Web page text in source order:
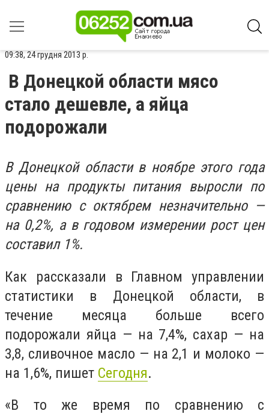
09:38, 24 грудня 2013 р.
В Донецкой области мясо
стало дешевле, а яйца
подорожали
В Донецкой области в ноябре этого года
цены на продукты питания выросли по
сравнению с октябрем незначительно —
на 0,2%, а в годовом измерении рост цен
составил 1%.
Как рассказали в Главном управлении
статистики в Донецкой области, в
течение месяца больше всего
подорожали яйца — на 7,4%, сахар — на
3,8, сливочное масло — на 2,1 и молоко —
на 1,6%, пишет Сегодня.
«В то же время по сравнению с